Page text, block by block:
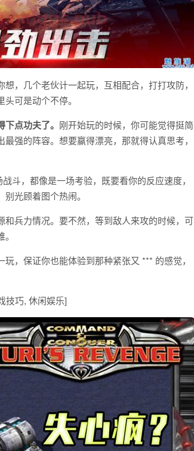
，几个老伙计一起玩，互相配合，打打攻防，
可是动个不停。
点功夫了。 刚开始玩的时候，你可能觉得挺简
强的阵容。想要赢得漂亮，那就得认真思考，
斗，都像是一场考验，既要看你的反应速度，
光顾着图个热闹。
兵力情况。要不然，等到敌人来攻的时候，可
，保证你也能体验到那种紧张又 *** 的感觉，
技巧, 休闲娱乐]